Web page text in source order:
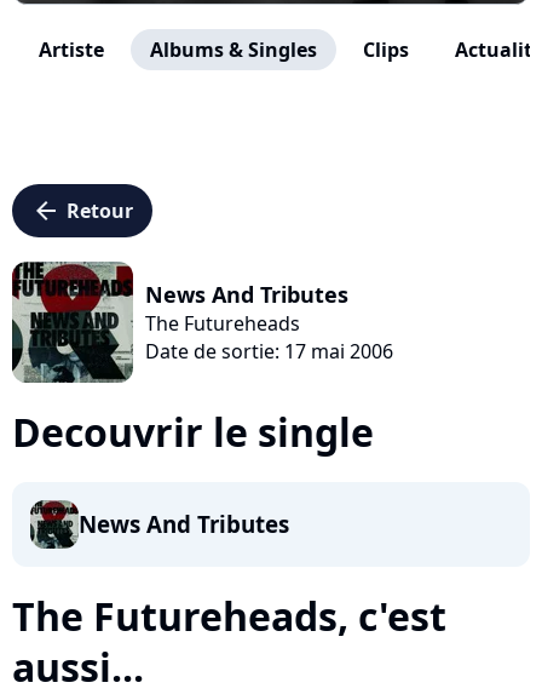
Artiste Albums & Singles Clips
arrow_left Retour
News And Tributes
The Futureheads
Date de sortie: 17 mai 2006
Decouvrir le single
News And Tributes
The Futureheads, c'est
aussi...